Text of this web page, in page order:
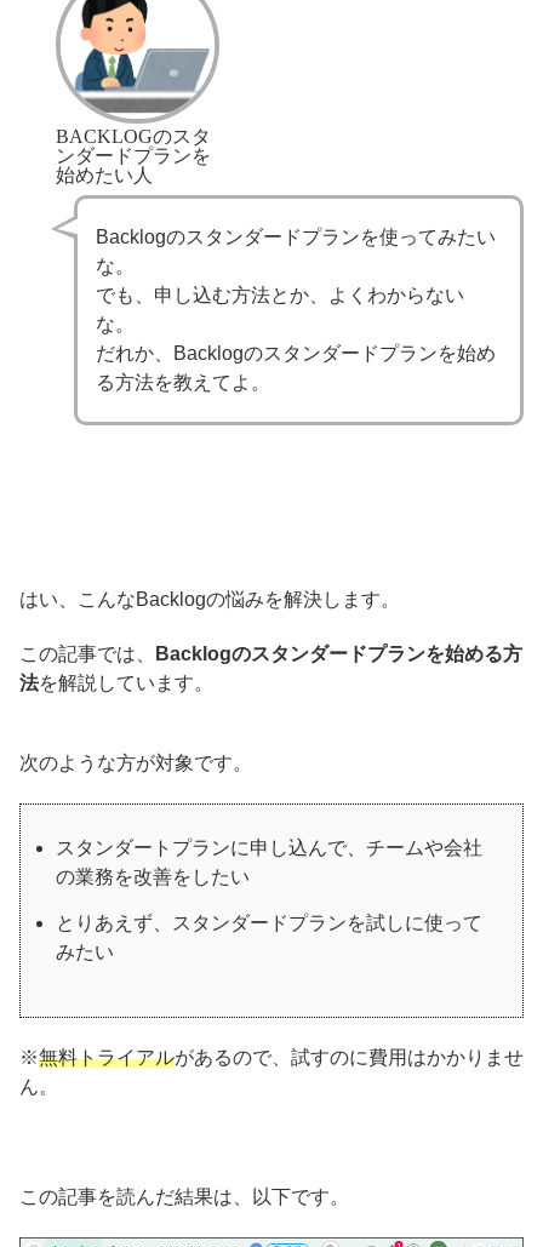
BACKLOGのスタ
ンダードプランをha
始めたい人
Backlogのスタンダードプランを使ってみたい
な。
でも、申し込む方法とか、よくわからない
な。
だれか、Backlogのスタンダードプランを始め
る方法を教えてよ。
はい、こんなBacklogの悩みを解決します。
この記事では、
Backlogのスタンダードプランを始める方
法を解説しています。
次のような方が対象です。
スタンダートプランに申し込んで、チームや会社
の業務を改善をしたい
とりあえず、スタンダードプランを試しに使って
みたい
※無料トライアルがあるので、試すのに費用はかかりませ
ん。
この記事を読んだ結果は、以下です。